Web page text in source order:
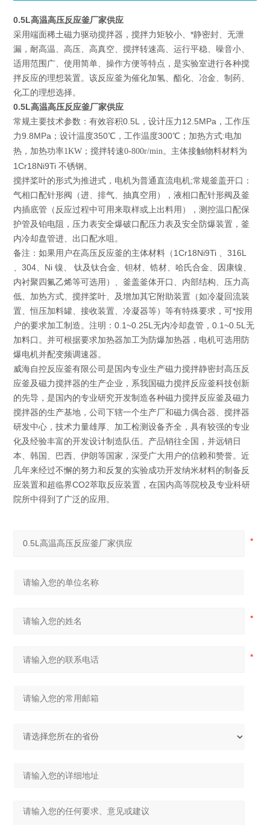
0.5L高温高压反应釜厂家供应
采用端面稀土磁力驱动搅拌器，搅拌力矩较小、*静密封、无泄
漏，耐高温、高压、高真空、搅拌转速高、运行平稳、噪音小、
适用范围广、使用简单、操作方便等特点，是实验室进行各种搅
拌反应的理想装置。该反应釜为催化加氢、酯化、冶金、制药、
化工的理想选择。
0.5L高温高压反应釜厂家供应
常规主要技术参数：有效容积0.5L，设计压力12.5MPa，工作压
力9.8MPa；设计温度350℃，工作温度300℃；加热方式:电加
热，加热功率1KW；搅拌转速0-800r/min。 主体接触物料材料为
1Cr18Ni9Ti 不锈钢。
搅拌桨叶的形式为推进式，电机为普通直流电机;常规釜盖开口：
气相口配针形阀（进、排气、抽真空用），液相口配针形阀及釜
内插底管（反应过程中可用来取样或上出料用），测控温口配保
护管及铂电阻，压力表安全爆破口配压力表及安全防爆装置，釜
内冷却盘管进、出口配水咀。
备注：如果用户在高压反应釜的主体材料（1Cr18Ni9Ti 、316L
、304、Ni 镍、 钛及钛合金、钽材、锆材、哈氏合金、因康镍、
内衬聚四氟乙烯等可选用）、釜盖釜体开口、内部结构、压力高
低、加热方式、搅拌桨叶、及增加其它附助装置（如冷凝回流装
置、恒压加料罐、接收装置、冷凝器等）等有特殊要求，可*按用
户的要求加工制造。注明：0.1~0.25L无内冷却盘管，0.1~0.5L无
加料口。并可根据要求加热器加工为防爆加热器，电机可选用防
爆电机并配变频调速器。
威海自控反应釜有限公司是国内专业生产磁力搅拌静密封高压反
应釜及磁力搅拌器的生产企业，系我国磁力搅拌反应釜科技创新
的先导，是国内的专业研究开发制造各种磁力搅拌反应釜及磁力
搅拌器的生产基地，公司下辖一个生产厂和磁力偶合器、搅拌器
研发中心，技术力量雄厚、加工检测设备齐全，具有较强的专业
化及经验丰富的开发设计制造队伍。产品销往全国，并远销日
本、韩国、巴西、伊朗等国家，深受广大用户的信赖和赞誉。近
几年来经过不懈的努力和反复的实验成功开发纳米材料的制备反
应装置和超临界CO2萃取反应装置，在国内高等院校及专业科研
院所中得到了广泛的应用。